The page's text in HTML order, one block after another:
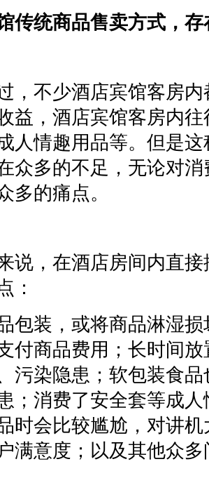
传统商品售卖方式，
，不少酒店宾馆客房
益，酒店宾馆客房内
人情趣用品等。但是
众多的不足，无论对
多的痛点。
说，在酒店房间内直
：
包装，或将商品淋湿
付商品费用；长时间
污染隐患；软包装食
；消费了安全套等成
时会比较尴尬，对讲
满意度；以及其他众